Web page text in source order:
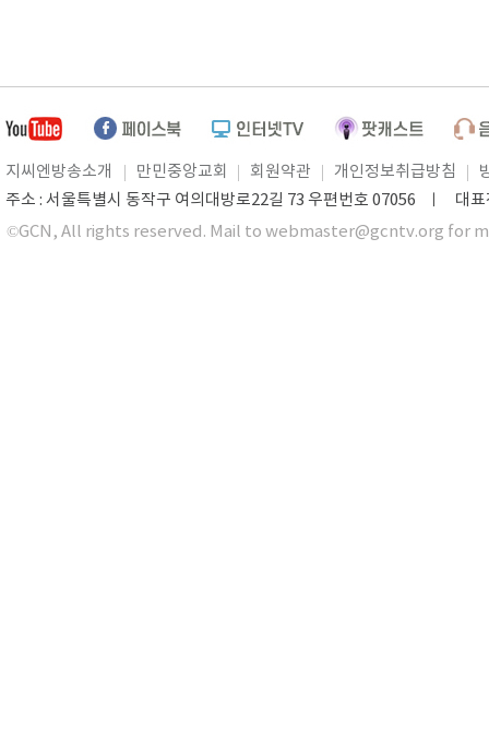
지씨엔방송소개 만민중앙교회 회원약관 개인정보취급방침
주소 : 서울특별시 동작구 여의대방로22길 73 우편번호 07056 ㅣ 대
©GCN, All rights reserved. Mail to webmaster@gcntv.org for